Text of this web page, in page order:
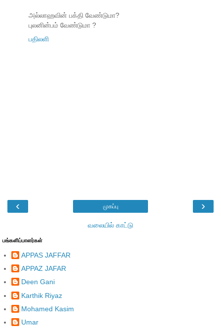
அல்லாஹவின் பக்தி வேண்டுமா?
புலனின்பம் வேண்டுமா ?
பதிலளி
‹ ›
முகப்பு
வலையில் காட்டு
பங்களிப்பாளர்கள்
APPAS JAFFAR
APPAZ JAFAR
Deen Gani
Karthik Riyaz
Mohamed Kasim
Umar